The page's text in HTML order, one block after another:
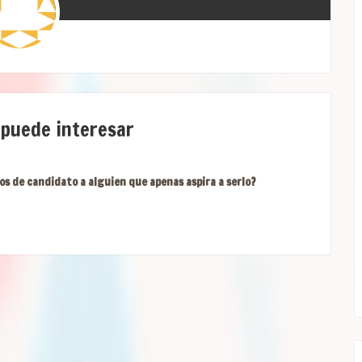
interesar
de candidato a alguien que apenas aspira a serlo?